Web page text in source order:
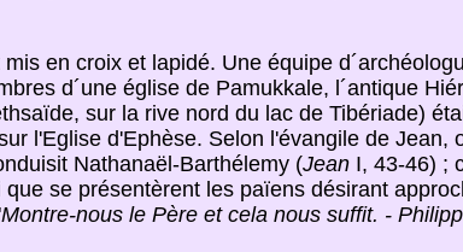
en croix et lapidé. Une équipe
d´une église de Pamukkale, l´antique
sur la rive nord du lac de Tibériade)
l'Eglise d'Ephèse. Selon l'évangile de
Nathanaël-Barthélemy (JeanI, 43-46) ;
se présentèrent les païens désirant
Montre-nous le Père et cela nous suffit. -